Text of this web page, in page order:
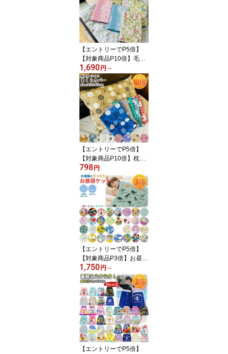
ア キャンプ 登山 釣り フ
ェス 雨具 カッパ おしゃ
れ 止水ファスナー 裏メ
ッシュ
【エントリーでP5倍】
【対象商品P10倍】毛布
カバー 綿100％ ガーゼ
シングル 145×205cm 毛
布用カバー 花柄 ペイズ
リー ガーベラ 紋章柄 無
地 洗える 4か所ひも付き
ダウンケット対応 オール
シーズン
1,690 円 ～
【エントリーでP5倍】
【対象商品P10倍】枕カ
バー ピローケース 43×6
3cm 綿混合 ツイル 総柄
おしゃれ かわいい シロ
クマ スター ダイヤ 花 リ
ーフ 和風 ドット 洋風 吸
水 速乾 清潔 ファスナー
式 まくらカバー ピロケ
ース まくらかばー ファ
スナー式
798 円
【エントリーでP5倍】
【対象商品P3倍】お昼寝
ケット キャラクター タ
オルケット 約85x115cm
ベビー キッズ 優しい肌
触り 子供 男の子 女の子
洗える 春夏 綿100% ベ
ビーケット 夏掛け 肌掛
け 薄掛け ケット 幼稚園
保育園 入園準備品 赤ち
ゃん用
1,750 円 ～
【エントリーでP5倍】